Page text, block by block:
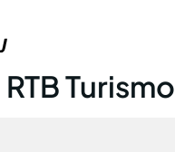
RTB Turismo